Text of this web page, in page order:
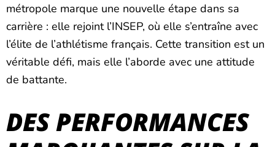
métropole marque une nouvelle étape dans sa
carrière : elle rejoint l’INSEP, où elle s’entraîne avec
l’élite de l’athlétisme français. Cette transition est un
véritable défi, mais elle l’aborde avec une attitude
de battante.
DES PERFORMANCES